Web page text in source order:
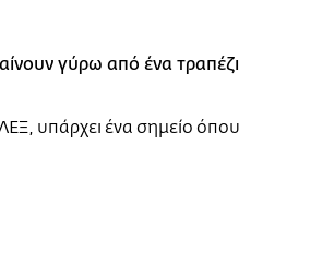
γύρω από ένα τραπέζι